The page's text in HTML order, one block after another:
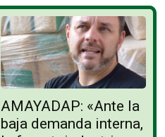
AMAYADAP: «Ante la
baja demanda interna,